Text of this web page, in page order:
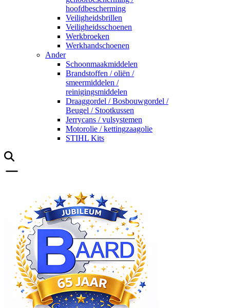
hoofdbescherming
Veiligheidsbrillen
Veiligheidsschoenen
Werkbroeken
Werkhandschoenen
Ander
Schoonmaakmiddelen
Brandstoffen / oliën /
smeermiddelen /
reinigingsmiddelen
Draaggordel / Bosbouwgordel /
Beugel / Stootkussen
Jerrycans / vulsystemen
Motorolie / kettingzaagolie
STIHL Kits